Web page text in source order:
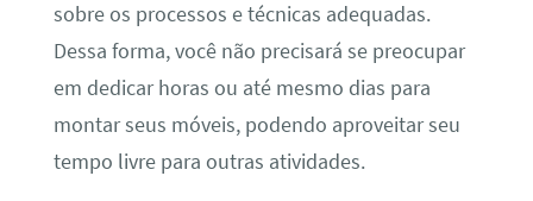
sobre os processos e técnicas adequadas.
Dessa forma, você não precisará se preocupar
em dedicar horas ou até mesmo dias para
montar seus móveis, podendo aproveitar seu
tempo livre para outras atividades.